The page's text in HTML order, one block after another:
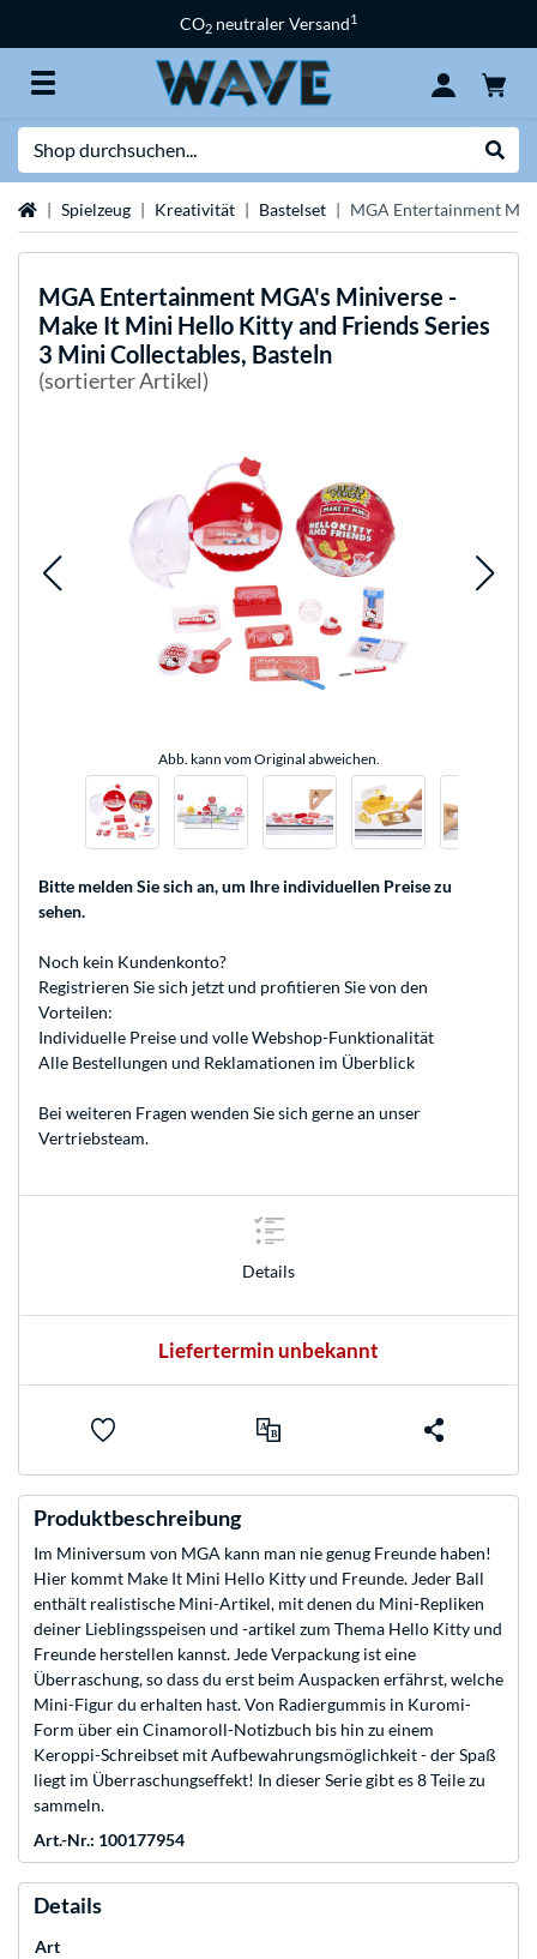
CO2 neutraler Versand1
StartseiteSpielzeug Kreativität Bastelset MGA Entertainment
MGA Entertainment MGA's Miniverse -
Make It Mini Hello Kitty and Friends Series
3 Mini Collectables, Basteln
(sortierter Artikel)
Abb. kann vom Original abweichen.
Bitte melden Sie sich an, um Ihre individuellen Preise zu
sehen.
Noch kein Kundenkonto?
Registrieren Sie sich jetzt und profitieren Sie von den
Vorteilen:
Individuelle Preise und volle Webshop-Funktionalität
Alle Bestellungen und Reklamationen im Überblick
Bei weiteren Fragen wenden Sie sich gerne an unser
Vertriebsteam.
Details
Liefertermin unbekannt
Produktbeschreibung
Im Miniversum von MGA kann man nie genug Freunde haben!
Hier kommt Make It Mini Hello Kitty und Freunde. Jeder Ball
enthält realistische Mini-Artikel, mit denen du Mini-Repliken
deiner Lieblingsspeisen und -artikel zum Thema Hello Kitty und
Freunde herstellen kannst. Jede Verpackung ist eine
Überraschung, so dass du erst beim Auspacken erfährst, welche
Mini-Figur du erhalten hast. Von Radiergummis in Kuromi-
Form über ein Cinamoroll-Notizbuch bis hin zu einem
Keroppi-Schreibset mit Aufbewahrungsmöglichkeit - der Spaß
liegt im Überraschungseffekt! In dieser Serie gibt es 8 Teile zu
sammeln.
Art.-Nr.: 100177954
Details
Art